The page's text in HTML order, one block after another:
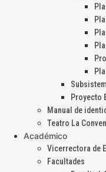
Proyecto
Manual de
Teatro La
Académico
Vicerrectora de
Facultades